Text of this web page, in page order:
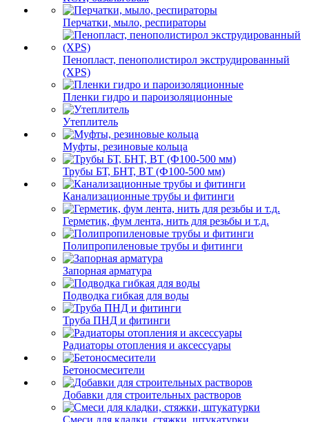
Перчатки, мыло, респираторы
Пенопласт, пенополистирол экструдированный
(XPS)
Пленки гидро и пароизоляционные
Утеплитель
Муфты, резиновые кольца
Трубы БТ, БНТ, ВТ (Ф100-500 мм)
Канализационные трубы и фитинги
Герметик, фум лента, нить для резьбы и т.д.
Полипропиленовые трубы и фитинги
Запорная арматура
Подводка гибкая для воды
Труба ПНД и фитинги
Радиаторы отопления и аксессуары
Бетоносмесители
Добавки для строительных растворов
Смеси для кладки, стяжки, штукатурки